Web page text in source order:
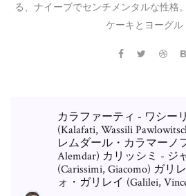
る、ナイーブでセンチメンタルな性格
ケーキとヨーグル
カラファーティ - ワシー
(Kalafati, Wassili
レムダール・カラマーノ
Alemdar) カリッシミ - ジ
(Carissimi, Giacomo) ガリ
ォ・ガリレイ (Galilei,